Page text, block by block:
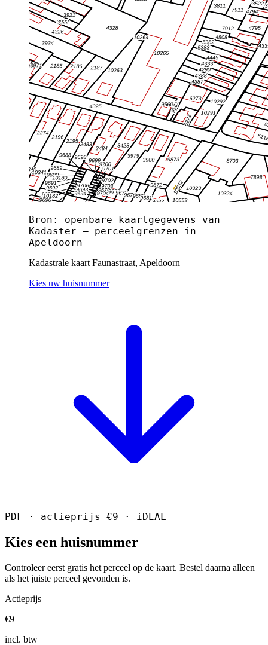
Bron: openbare kaartgegevens van
Kadaster — perceelgrenzen in
Apeldoorn
Kadastrale kaart Faunastraat, Apeldoorn
Kies uw huisnummer
PDF · actieprijs €9 · iDEAL
Kies een huisnummer
Controleer eerst gratis het perceel op de kaart. Bestel daarna alleen
als het juiste perceel gevonden is.
Actieprijs
€9
incl. btw